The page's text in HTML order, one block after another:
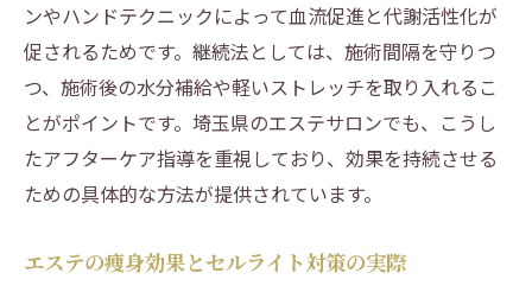
ンやハンドテクニックによって血流促進と代謝活性化が
促されるためです。継続法としては、施術間隔を守りつ
つ、施術後の水分補給や軽いストレッチを取り入れるこ
とがポイントです。埼玉県のエステサロンでも、こうし
たアフターケア指導を重視しており、効果を持続させる
ための具体的な方法が提供されています。
エステの痩身効果とセルライト対策の実際